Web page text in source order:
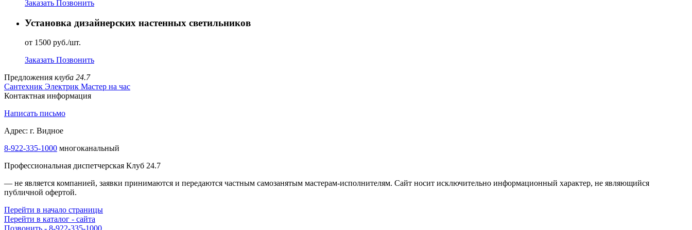
Заказать Позвонить
Установка дизайнерских настенных светильников
от 1500 руб./шт.
Заказать Позвонить
Предложения клуба 24.7
Сантехник Электрик Мастер на час
Контактная информация
Написать письмо
Адрес: г. Видное
8-922-335-1000 многоканальный
Профессиональная диспетчерская Клуб 24.7
— не является компанией, заявки принимаются и передаются частным самозанятым мастерам‑исполнителям. Сайт носит исключительно информационный характер, не являющийся
публичной офертой.
Перейти в начало страницы
Перейти в каталог - сайта